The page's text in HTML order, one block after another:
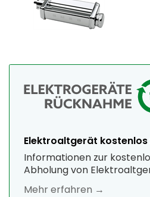
Elektroaltgerät
Informationen zur
Abholung von
Mehr erfahren →